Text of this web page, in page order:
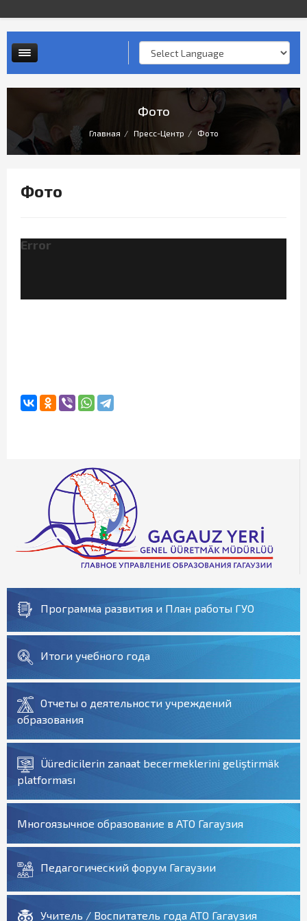
Опросы и анкеты
Фото
Главная Пресс-Центр Фото
Фото
Error
Программа развития и План работы ГУО
Итоги учебного года
Отчеты о деятельности учреждений
образования
Üüredicilerin zanaat becermeklerini geliştirmäk
platforması
Многоязычное образование в АТО Гагаузия
Педагогический форум Гагаузии
Учитель / Воспитатель года АТО Гагаузия